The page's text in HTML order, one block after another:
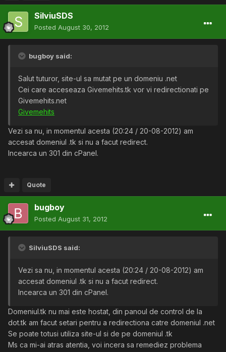
SilviuSDS
Posted August 30, 2012
bugboy said:
Salut tuturor, site-ul sa mutat pe un domeniu .net
Cei care acceseaza Givemehits.tk vor vi redirectionati pe
Givemehits.net
Givemehits
Vezi sa nu, in momentul acesta (20:24 / 20-08-2012) am
accesat domeniul .tk si nu a facut redirect.
Incearca un 301 din cPanel.
Quote
bugboy
Posted August 31, 2012
SilviuSDS said:
Vezi sa nu, in momentul acesta (20:24 / 20-08-2012) am
accesat domeniul .tk si nu a facut redirect.
Incearca un 301 din cPanel.
Domeniul.tk nu mai este hostat, din panoul de control de la
dot.tk am facut setari pentru a redirectiona catre domeniul .net
Se poate totusi utiliza site-ul si de pe domeniul .tk
Ms ca mi-ai atras atentia, voi incera sa remediez problema